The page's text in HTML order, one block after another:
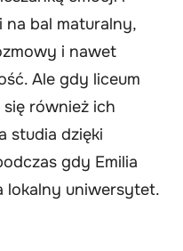
na bal maturalny,
i nawet
Ale gdy liceum
się również ich
studia dzięki
gdy Emilia
lokalny uniwersytet.